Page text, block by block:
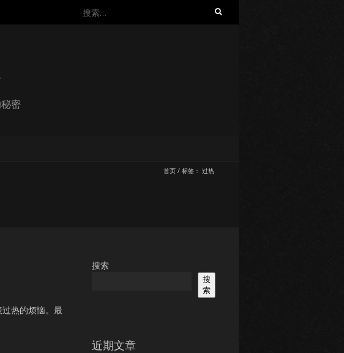
搜
密
首页 / 标签： 过热
热的烦恼。最
搜索
搜
索
近期文章